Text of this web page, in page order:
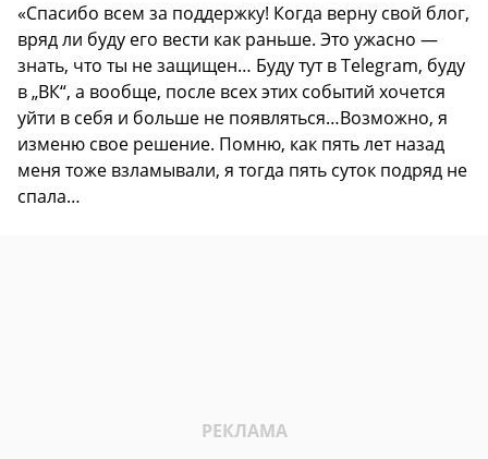
«Спасибо всем за поддержку! Когда верну свой блог,
вряд ли буду его вести как раньше. Это ужасно —
знать, что ты не защищен… Буду тут в Telegram, буду
в „ВК“, а вообще, после всех этих событий хочется
уйти в себя и больше не появляться…Возможно, я
изменю свое решение. Помню, как пять лет назад
меня тоже взламывали, я тогда пять суток подряд не
спала…